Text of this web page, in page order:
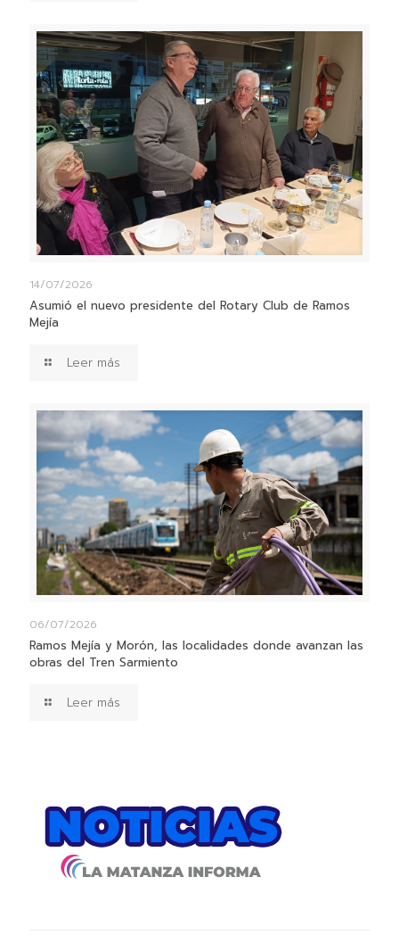
14/07/2026
Asumió el nuevo presidente del Rotary Club de Ramos
Mejía
Leer más
06/07/2026
Ramos Mejía y Morón, las localidades donde avanzan las
obras del Tren Sarmiento
Leer más